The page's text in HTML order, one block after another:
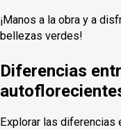
¡Manos a la obra y a
bellezas verdes!
Diferencias
Explorar las